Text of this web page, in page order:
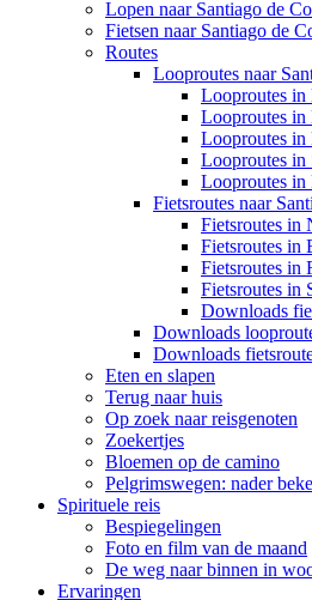
Lopen naar Santiago de
Fietsen naar Santiago de
Routes
Looproutes naar
Looproutes in
Looproutes in
Looproutes
Looproutes in
Looproutes in
Fietsroutes naar
Fietsroutes in
Fietsroutes in
Fietsroutes in
Fietsroutes in
Downloads
Downloads
Downloads
Eten en slapen
Terug naar huis
Op zoek naar reisgenoten
Zoekertjes
Bloemen op de camino
Pelgrimswegen: nader
Spirituele reis
Bespiegelingen
Foto en film van de maand
De weg naar binnen in
Ervaringen